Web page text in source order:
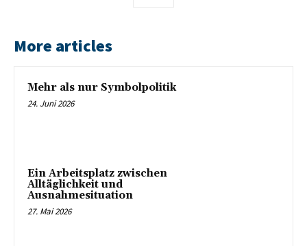
More articles
Mehr als nur Symbolpolitik
24. Juni 2026
Ein Arbeitsplatz zwischen
Alltäglichkeit und
Ausnahmesituation
27. Mai 2026